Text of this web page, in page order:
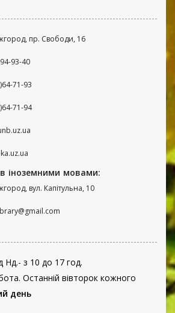
пр. Свободи, 16
93-40
71-93
71-94
іноземними мовами:
вул. Капітульна, 10
Нд.- з 10 до 17 год.
Останній вівторок кожного
день